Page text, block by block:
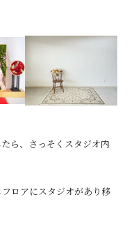
ら、さっそくスタジオ内
ロアにスタジオがあり移